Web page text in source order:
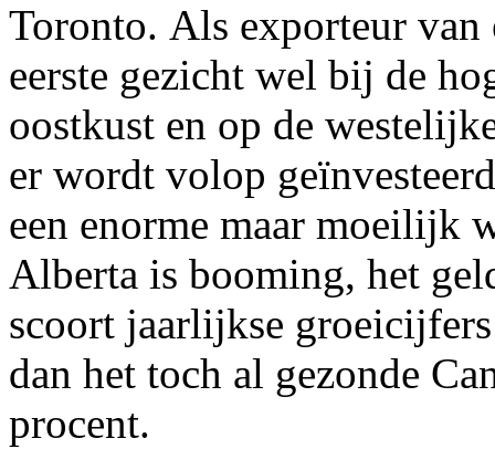
Toronto. Als exporteur van
eerste gezicht wel bij de
oostkust en op de
er wordt volop
een enorme maar moeilijk
Alberta is booming, het
scoort jaarlijkse
dan het toch al gezonde
procent.